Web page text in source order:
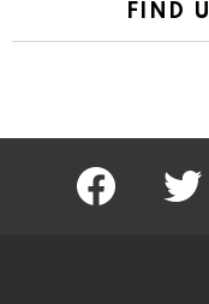
FIND
facebook